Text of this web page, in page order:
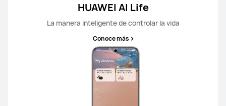
HUAWEI AI Life
La manera inteligente de controlar la vida
Conoce más